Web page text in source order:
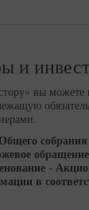
и
вы
-
в